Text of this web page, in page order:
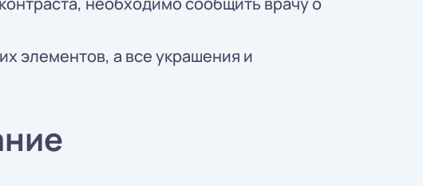
элементов, а все украшения и